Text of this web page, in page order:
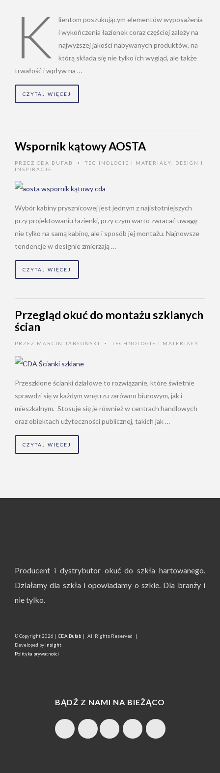
K
lientom poszukującym elementów wyposażenia
i wykończenia łazienek coraz częściej zależy na
najwyższej jakości nabywanych produktów, na
którą składa się nie tylko ich wygląd, ale także
trwałość i wpływ na …
CZYTAJ WIĘCEJ
Wspornik kątowy AOSTA
PRZEZ CDA BUFAB • TECHNOLOGIE I MATERIAŁY
DESIGN I
INSPIRACJE
Wybór kabiny prysznicowej jest jednym z najistotniejszych
przy projektowaniu łazienki, przy czym warto zwracać uwagę
nie tylko na samą kabinę, ale i sposób jej montażu. Najnowsze
tendencje w designie zmierzają …
CZYTAJ WIĘCEJ
Przegląd okuć do montażu szklanych
ścian
PRZEZ MARCIN JABŁOŃSKI • TECHNOLOGIE I MATERIAŁY
Przeszklone ścianki działowe to rozwiązanie, które świetnie
sprawdzi się w każdym wnętrzu zarówno biurowym, jak i
mieszkalnym. Stosuje się je również w centrach handlowych
oraz obiektach użyteczności publicznej, takich jak …
CZYTAJ WIĘCEJ
Producent i dystrybutor okuć do szkła hartowanego.
Działamy dla szkła i opowiadamy o szkle. Dla branży i
nie tylko.
© Copyright2026 | CDA Bufab | All Rights Reserved |
Developed by Insight
Polityka prywatności
BĄDŹ Z NAMI NA BIEŻĄCO